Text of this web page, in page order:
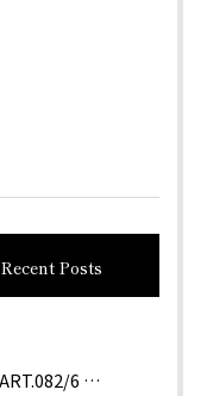
Recent Posts
ART.082/6 prc